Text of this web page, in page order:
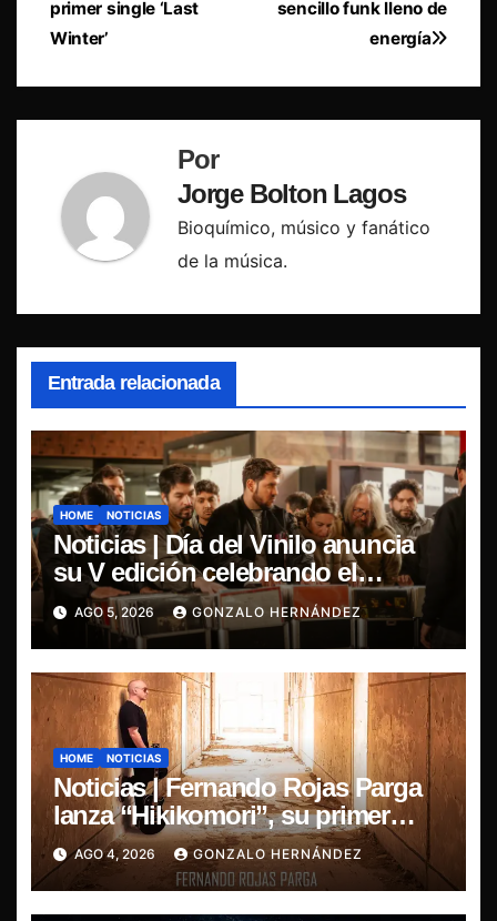
entradas
sencillo funk lleno de
energía
primer single ‘Last
Winter’
Por
Jorge Bolton Lagos
Bioquímico, músico y fanático
de la música.
Entrada relacionada
HOME NOTICIAS
Noticias | Día del Vinilo anuncia
su V edición celebrando el
regreso del 7″ fabricado en Chile
AGO 5, 2026 GONZALO HERNÁNDEZ
HOME NOTICIAS
Noticias | Fernando Rojas Parga
lanza “Hikikomori”, su primer
disco solista
AGO 4, 2026 GONZALO HERNÁNDEZ